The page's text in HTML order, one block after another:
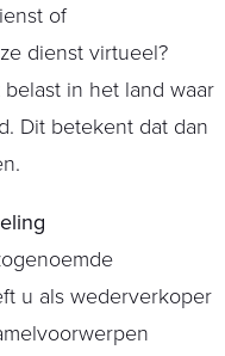
of
dienst virtueel?
in het land waar
Dit betekent dat dan
u als wederverkoper